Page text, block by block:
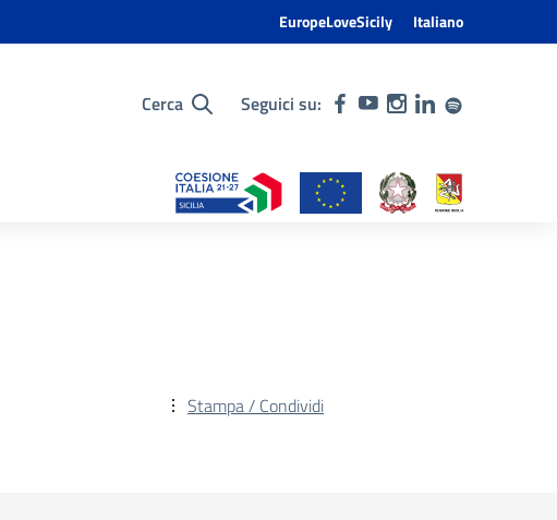
EuropeLoveSicily Italiano
Cerca Seguici su:
Stampa / Condividi